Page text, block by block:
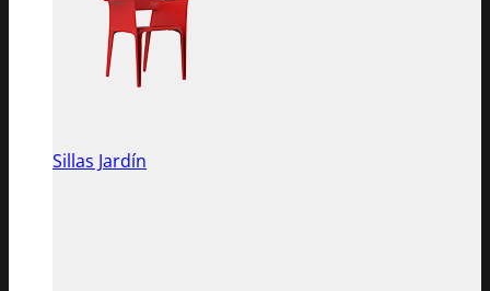
Sillas Jardín